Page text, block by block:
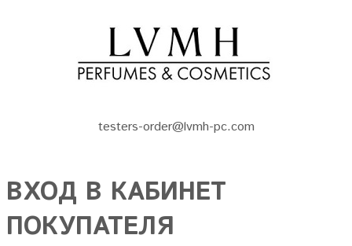
testers-order@lvmh-pc.com
ВХОД В КАБИНЕТ
ПОКУПАТЕЛЯ